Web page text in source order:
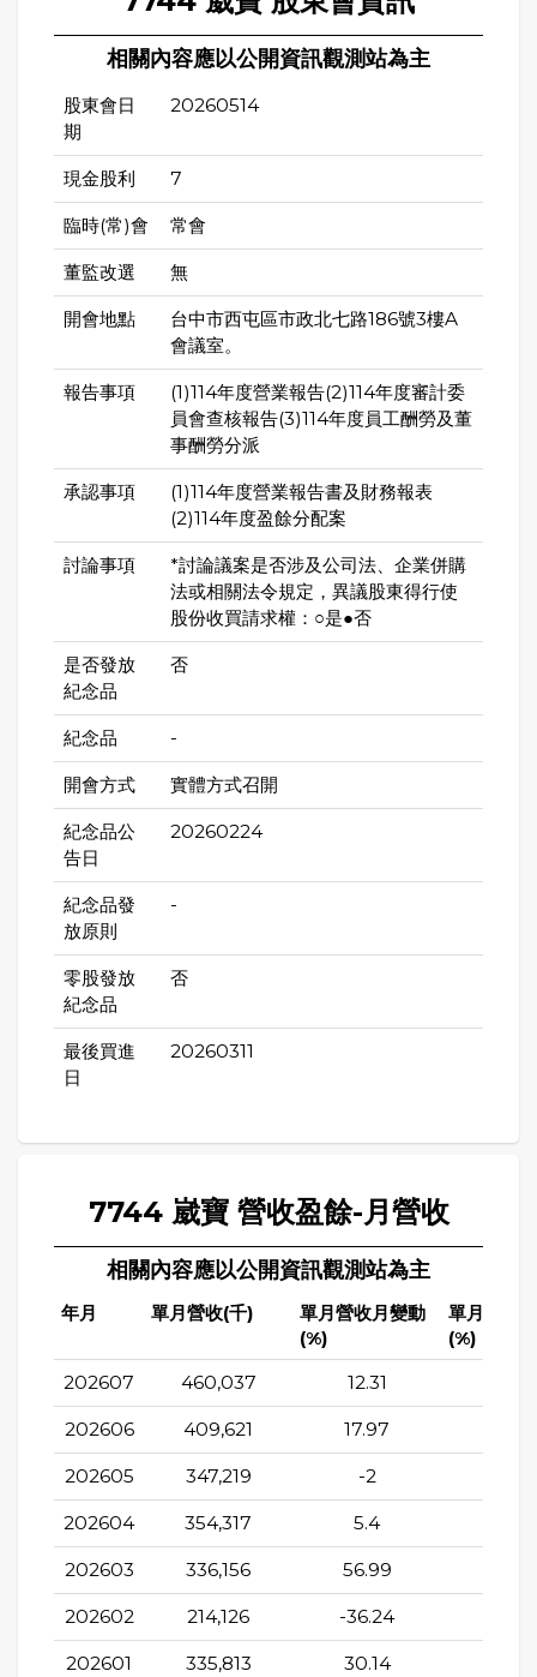
相關內容應以公開資訊觀測站為主
股東會日
期
20260514
現金股利 7
臨時(常)會 常會
董監改選 無
開會地點
台中市西屯區市政北七路186號3樓A
會議室。
報告事項
(1)114年度營業報告(2)114年度審計委
員會查核報告(3)114年度員工酬勞及董
事酬勞分派
承認事項
(1)114年度營業報告書及財務報表
(2)114年度盈餘分配案
討論事項
*討論議案是否涉及公司法、企業併購
法或相關法令規定，異議股東得行使
股份收買請求權：○是●否
是否發放
紀念品
否
紀念品 -
開會方式 實體方式召開
紀念品公
告日
20260224
紀念品發
放原則
-
零股發放
紀念品
否
最後買進
日
20260311
7744 崴寶 營收盈餘-月營收
相關內容應以公開資訊觀測站為主
年月 單月營收(千)
單月營收月變動
(%)
單月營收
(%)
202607 460,037 12.31
202606 409,621 17.97
202605 347,219 -2
202604 354,317 5.4
202603 336,156 56.99
202602 214,126 -36.24
202601 335,813 30.14